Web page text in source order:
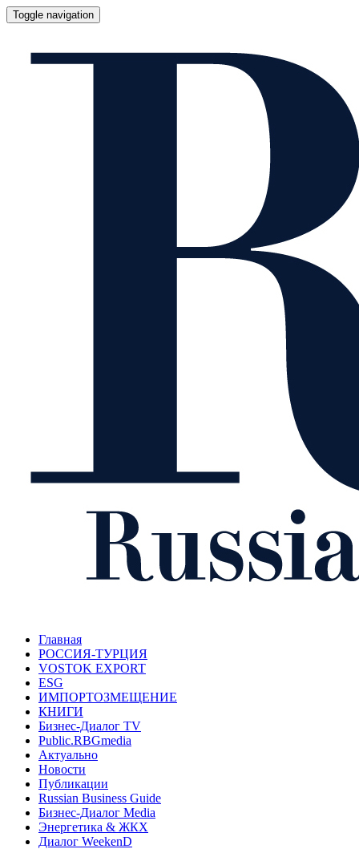
Toggle navigation
Главная
РОССИЯ-ТУРЦИЯ
VOSTOK EXPORT
ESG
ИМПОРТОЗМЕЩЕНИЕ
КНИГИ
Бизнес-Диалог TV
Public.RBGmedia
Актуально
Новости
Публикации
Russian Business Guide
Бизнес-Диалог Media
Энергетика & ЖКХ
Диалог WeekenD